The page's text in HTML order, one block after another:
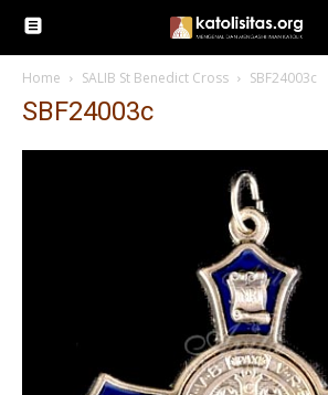
Home SALIB St Benedict Cross SBF24003c
SBF24003c